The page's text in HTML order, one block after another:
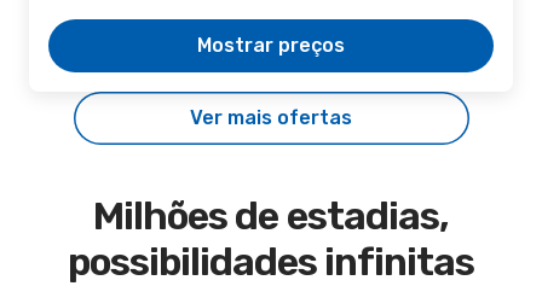
Mostrar preços
Ver mais ofertas
Milhões de estadias,
possibilidades infinitas